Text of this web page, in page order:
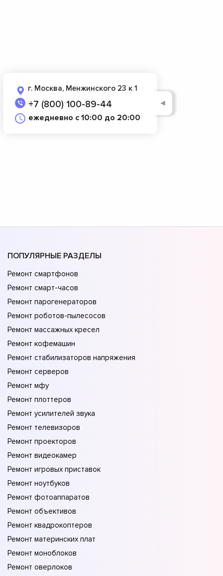
г. Москва, Менжинского 23 к 1
+7 (800) 100-89-44
ежедневно с 10:00 до 20:00
◄
ПОПУЛЯРНЫЕ РАЗДЕЛЫ
Ремонт смартфонов
Ремонт смарт-часов
Ремонт парогенераторов
Ремонт роботов-пылесосов
Ремонт массажных кресел
Ремонт кофемашин
Ремонт стабилизаторов напряжения
Ремонт серверов
Ремонт мфу
Ремонт плоттеров
Ремонт усилителей звука
Ремонт телевизоров
Ремонт проекторов
Ремонт видеокамер
Ремонт игровых приставок
Ремонт ноутбуков
Ремонт фотоаппаратов
Ремонт объективов
Ремонт квадрокоптеров
Ремонт материнских плат
Ремонт моноблоков
Ремонт оверлоков